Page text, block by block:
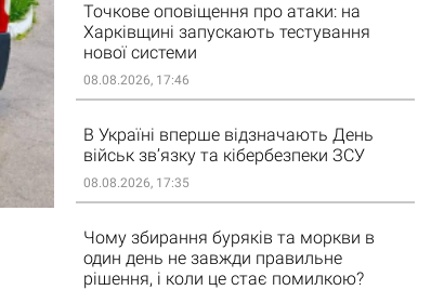
Точкове оповіщення про атаки: на
Харківщині запускають тестування
нової системи
08.08.2026, 17:46
В Україні вперше відзначають День
військ зв’язку та кібербезпеки ЗСУ
08.08.2026, 17:35
Чому збирання буряків та моркви в
один день не завжди правильне
рішення, і коли це стає помилкою?